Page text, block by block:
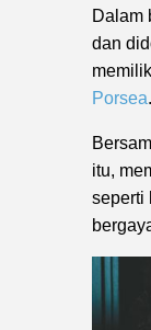
Dalam
dan
Porsea.
itu,
seperti